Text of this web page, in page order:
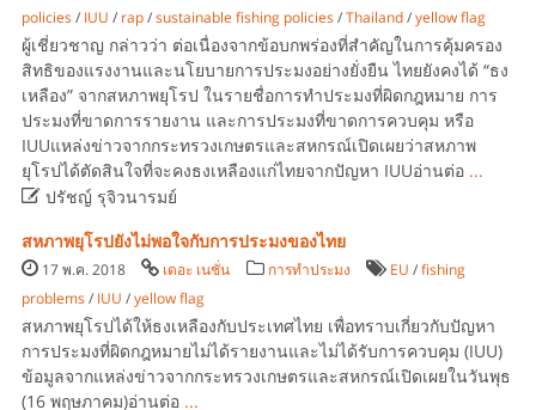
policies/ IUU / rap/sustainable fishing policies/Thailand/yellow flag
ผู้เชี่ยวชาญ กล่าวว่า ต่อเนื่องจากข้อบกพร่องที่สำคัญในการคุ้มครอง
สิทธิของแรงงานและนโยบายการประมงอย่างยั่งยืน ไทยยังคงได้ “ธง
เหลือง” จากสหภาพยุโรป ในรายชื่อการทำประมงที่ผิดกฎหมาย การ
ประมงที่ขาดการรายงาน และการประมงที่ขาดการควบคุม หรือ
IUUแหล่งข่าวจากกระทรวงเกษตรและสหกรณ์เปิดเผยว่าสหภาพ
ยุโรปได้ตัดสินใจที่จะคงธงเหลืองแก่ไทยจากปัญหา IUUอ่านต่อ ...
ปรัชญ์ รุจิวนารมย์
สหภาพยุโรปยังไม่พอใจกับการประมงของไทย
17 พ.ค. 2018 เดอะ เนชั่น การทำประมง EU /fishing
problems/ IUU /yellow flag
สหภาพยุโรปได้ให้ธงเหลืองกับประเทศไทย เพื่อทราบเกี่ยวกับปัญหา
การประมงที่ผิดกฎหมายไม่ได้รายงานและไม่ได้รับการควบคุม (IUU)
ข้อมูลจากแหล่งข่าวจากกระทรวงเกษตรและสหกรณ์เปิดเผยในวันพุธ
(16 พฤษภาคม)อ่านต่อ ...